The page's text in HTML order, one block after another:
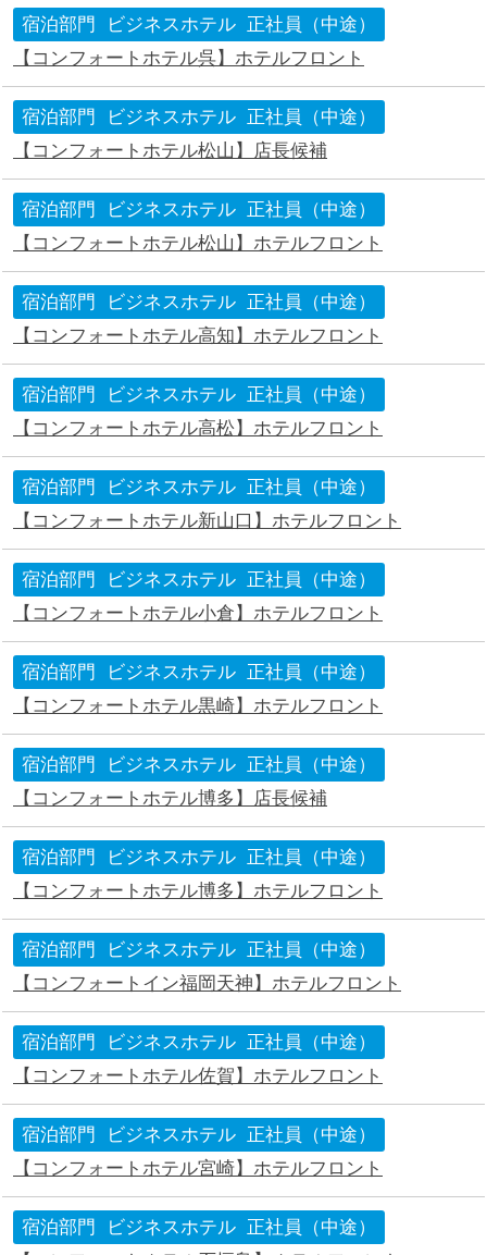
宿泊部門 ビジネスホテル
正社員（中途）
【コンフォートホテル呉】ホテルフロント
宿泊部門 ビジネスホテル
正社員（中途）
【コンフォートホテル松山】店長候補
宿泊部門 ビジネスホテル
正社員（中途）
【コンフォートホテル松山】ホテルフロント
宿泊部門 ビジネスホテル
正社員（中途）
【コンフォートホテル高知】ホテルフロント
宿泊部門 ビジネスホテル
正社員（中途）
【コンフォートホテル高松】ホテルフロント
宿泊部門 ビジネスホテル
正社員（中途）
【コンフォートホテル新山口】ホテルフロント
宿泊部門 ビジネスホテル
正社員（中途）
【コンフォートホテル小倉】ホテルフロント
宿泊部門 ビジネスホテル
正社員（中途）
【コンフォートホテル黒崎】ホテルフロント
宿泊部門 ビジネスホテル
正社員（中途）
【コンフォートホテル博多】店長候補
宿泊部門 ビジネスホテル
正社員（中途）
【コンフォートホテル博多】ホテルフロント
宿泊部門 ビジネスホテル
正社員（中途）
【コンフォートイン福岡天神】ホテルフロント
宿泊部門 ビジネスホテル
正社員（中途）
【コンフォートホテル佐賀】ホテルフロント
宿泊部門 ビジネスホテル
正社員（中途）
【コンフォートホテル宮崎】ホテルフロント
宿泊部門 ビジネスホテル
正社員（中途）